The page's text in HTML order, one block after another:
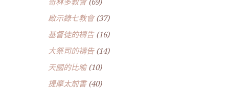
啟示錄七教會(37)
基督徒的禱告(16)
大祭司的禱告(14)
天國的比喻(10)
提摩太前書(40)